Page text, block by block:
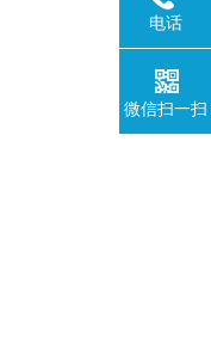
电话
微信扫一扫